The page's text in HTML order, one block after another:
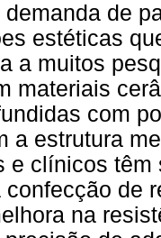
demanda de
estéticas
a muitos
materiais
com
a estrutura
e clínicos
confecção de
na